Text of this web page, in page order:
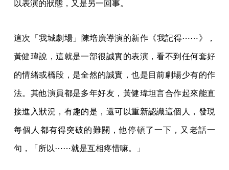
以表演的狀態，又是另一回事。
這次「我城劇場」陳培廣導演的新作《我記得⋯⋯》，
黃健瑋說，這就是一部很誠實的表演，看不到任何套好
的情緒或橋段，是全然的誠實，也是目前劇場少有的作
法。其他演員都是多年好友，黃健瑋坦言合作起來能直
接進入狀況，有趣的是，還可以重新認識這個人，發現
每個人都有得突破的難關，他停頓了一下，又老話一
句，「所以⋯⋯就是互相疼惜嘛。」